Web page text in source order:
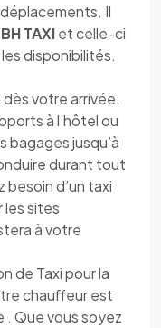
Il
TAXIet celle-ci
disponibilités.
dès votre arrivée.
à l’hôtel ou
bagages jusqu’à
durant tout
besoin d’un taxi
les sites
à votre
de Taxi pour la
chauffeur est
. Que vous soyez